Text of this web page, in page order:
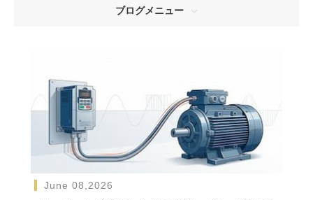
ブログメニュー
June 08,2026